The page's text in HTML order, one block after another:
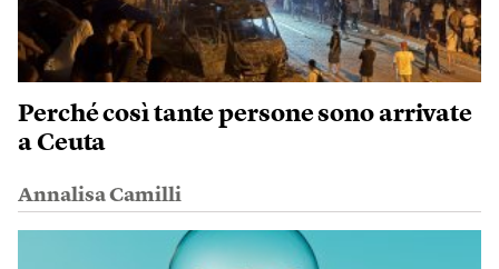
Perché così tante persone sono arrivate
a Ceuta
Annalisa Camilli